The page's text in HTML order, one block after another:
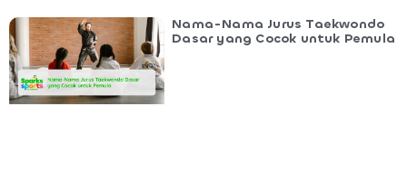
Nama-Nama Jurus Taekwondo
Dasar yang Cocok untuk Pemula